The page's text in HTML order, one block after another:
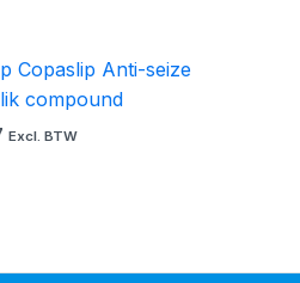
Copaslip Anti-seize
compound
Excl. BTW